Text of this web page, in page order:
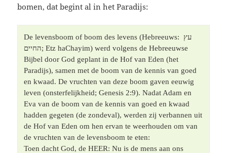
bomen, dat begint al in het Paradijs:
De levensboom of boom des levens (Hebreeuws: עץ
החיים; Etz haChayim) werd volgens de Hebreeuwse
Bijbel door God geplant in de Hof van Eden (het
Paradijs), samen met de boom van de kennis van goed
en kwaad. De vruchten van deze boom gaven eeuwig
leven (onsterfelijkheid; Genesis 2:9). Nadat Adam en
Eva van de boom van de kennis van goed en kwaad
hadden gegeten (de zondeval), werden zij verbannen uit
de Hof van Eden om hen ervan te weerhouden om van
de vruchten van de levensboom te eten:
Toen dacht God, de HEER: Nu is de mens aan ons